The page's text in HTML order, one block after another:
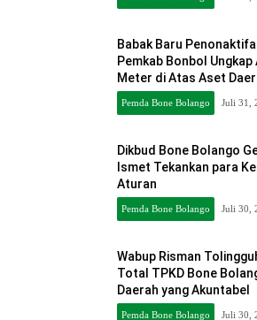
Babak Baru
Pemkab Bonbol
Meter di Atas Aset
Pemda Bone Bolango Juli 31,
Dikbud Bone Bolango
Ismet Tekankan para
Aturan
Pemda Bone Bolango Juli 30,
Wabup Risman
Total TPKD Bone
Daerah yang Akuntabel
Pemda Bone Bolango Juli 30,